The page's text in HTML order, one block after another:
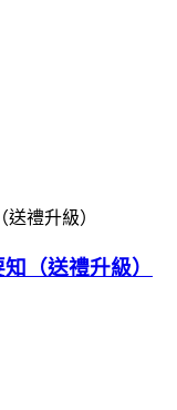
（送禮升級）